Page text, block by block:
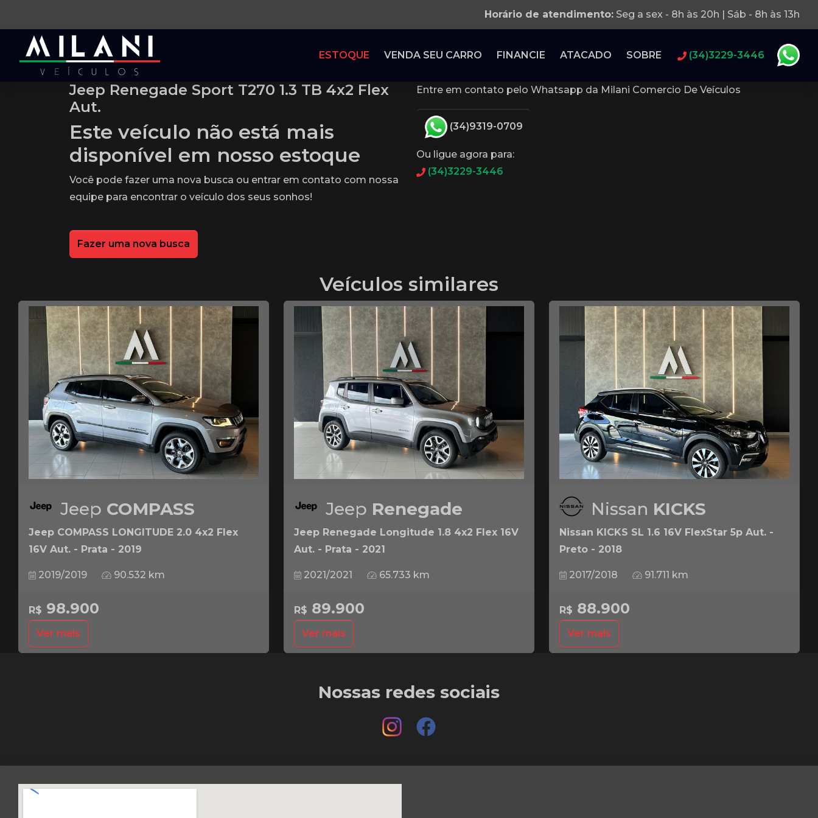
Horário de atendimento: Seg a sex - 8h às 20h | Sáb - 8h às 13h
ESTOQUE VENDA SEU CARRO FINANCIE ATACADO SOBRE (34)3229-3446
Jeep Renegade Sport T270 1.3 TB 4x2 Flex
Aut.
Este veículo não está mais
disponível em nosso estoque
Você pode fazer uma nova busca ou entrar em contato com nossa
equipe para encontrar o veículo dos seus sonhos!
Fazer uma nova busca
Entre em contato pelo Whatsapp da Milani Comercio De Veículos
(34)9319-0709
Ou ligue agora para:
(34)3229-3446
Veículos similares
Jeep COMPASS
Jeep COMPASS LONGITUDE 2.0 4x2 Flex
16V Aut. - Prata - 2019
2019/2019 90.532 km
R$ 98.900
Ver mais
Jeep Renegade
Jeep Renegade Longitude 1.8 4x2 Flex 16V
Aut. - Prata - 2021
2021/2021 65.733 km
R$ 89.900
Ver mais
Nissan KICKS
Nissan KICKS SL 1.6 16V FlexStar 5p Aut. -
Preto - 2018
2017/2018 91.711 km
R$ 88.900
Ver mais
Nossas redes sociais